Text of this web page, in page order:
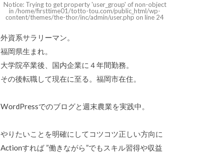
Notice: Trying to get property 'user_group' of non-object
in /home/firsttime01/totto-tou.com/public_html/wp-
content/themes/the-thor/inc/admin/user.php on line 24
外資系サラリーマン。
福岡県生まれ。
大学院卒業後、国内企業に４年間勤務。
その後転職して現在に至る。福岡市在住。
WordPressでのブログと週末農業を実践中。
やりたいことを明確にしてコツコツ正しい方向に
Actionすれば ”働きながら”でもスキル習得や収益